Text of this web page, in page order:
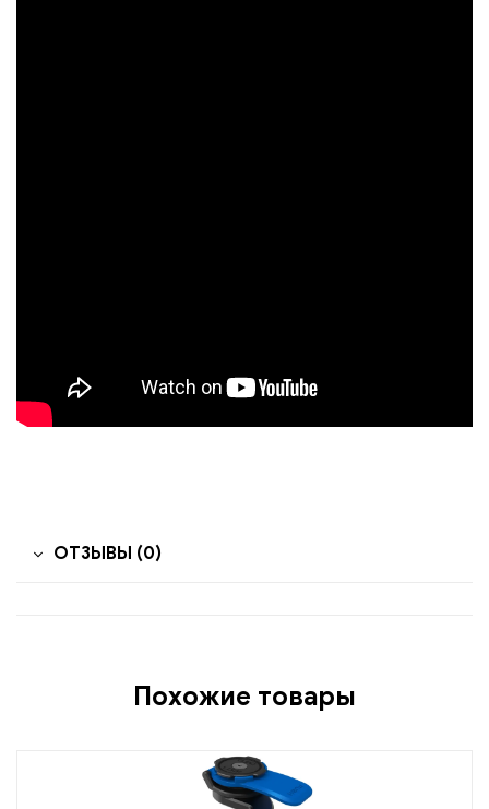
ОТЗЫВЫ (0)
Похожие товары